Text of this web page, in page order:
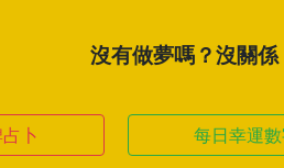
沒有做夢嗎？沒關
卜 每日幸運